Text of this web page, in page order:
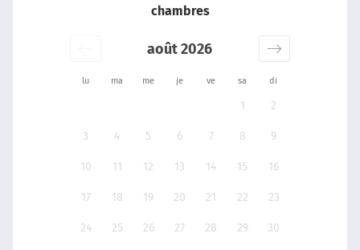
chambres
lu ma me je ve sa di
août 2026
1 2
3 4 5 6 7 8 9
10 11 12 13 14 15 16
17 18 19 20 21 22 23
24 25 26 27 28 29 30